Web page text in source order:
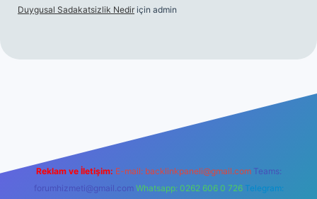
Duygusal Sadakatsizlik Nedir için admin
Reklam ve İletişim: E-mail: backlinkpaneli@gmail.com Teams:
forumhizmeti@gmail.com Whatsapp: 0262 606 0 726 Telegram: